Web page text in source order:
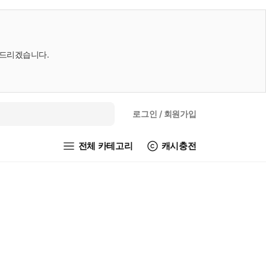
리겠습니다.
로그인 / 회원가입
전체 카테고리 캐시충전